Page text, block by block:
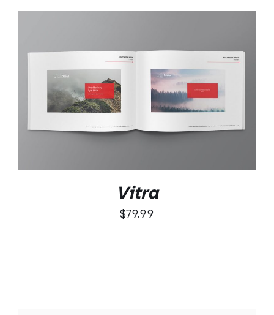
DODAJ DO KOSZYKA
SZCZEGÓŁY
Vitra
$79.99